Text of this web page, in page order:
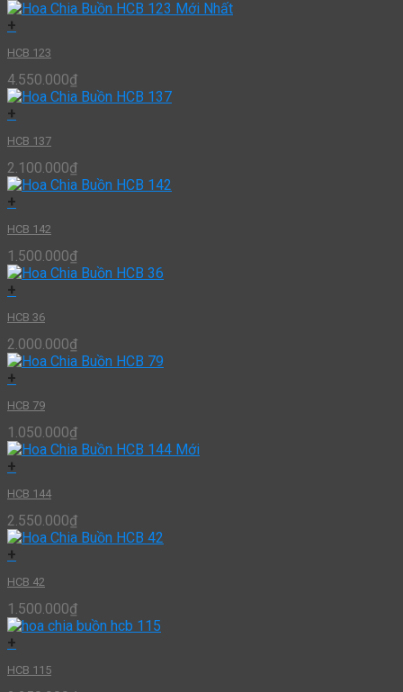
+
HCB 123
4.550.000₫
+
HCB 137
2.100.000₫
+
HCB 142
1.500.000₫
+
HCB 36
2.000.000₫
+
HCB 79
1.050.000₫
+
HCB 144
2.550.000₫
+
HCB 42
1.500.000₫
+
HCB 115